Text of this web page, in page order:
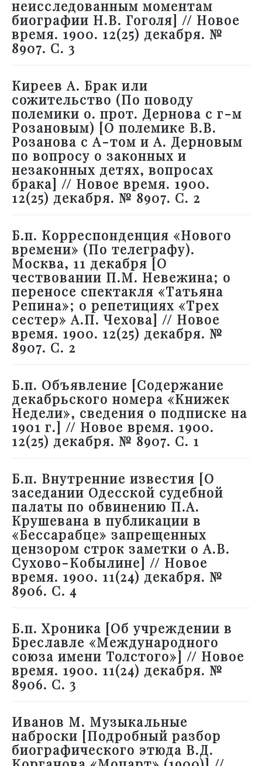
неисследованным моментам
биографии Н.В. Гоголя] // Новое
время. 1900. 12(25) декабря. №
8907. С. 3
Киреев А. Брак или
сожительство (По поводу
полемики о. прот. Дернова с г-м
Розановым) [О полемике В.В.
Розанова с А-том и А. Дерновым
по вопросу о законных и
незаконных детях, вопросах
брака] // Новое время. 1900.
12(25) декабря. № 8907. С. 2
Б.п. Корреспонденция «Нового
времени» (По телеграфу).
Москва, 11 декабря [О
чествовании П.М. Невежина; о
переносе спектакля «Татьяна
Репина»; о репетициях «Трех
сестер» А.П. Чехова] // Новое
время. 1900. 12(25) декабря. №
8907. С. 2
Б.п. Объявление [Содержание
декабрьского номера «Книжек
Недели», сведения о подписке на
1901 г.] // Новое время. 1900.
12(25) декабря. № 8907. С. 1
Б.п. Внутренние известия [О
заседании Одесской судебной
палаты по обвинению П.А.
Крушевана в публикации в
«Бессарабце» запрещенных
цензором строк заметки о А.В.
Сухово-Кобылине] // Новое
время. 1900. 11(24) декабря. №
8906. С. 4
Б.п. Хроника [Об учреждении в
Бреславле «Международного
союза имени Толстого»] // Новое
время. 1900. 11(24) декабря. №
8906. С. 3
Иванов М. Музыкальные
наброски [Подробный разбор
биографического этюда В.Д.